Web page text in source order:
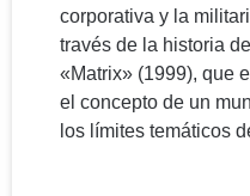
corporativa y la
través de la historia
«Matrix» (1999), que
el concepto de un
los límites temáticos